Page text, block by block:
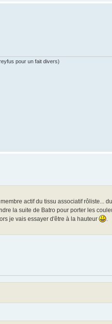
pour un fait divers)
actif du tissu associatif rôliste...
la suite de Batro pour porter les
je vais essayer d'être à la hauteur